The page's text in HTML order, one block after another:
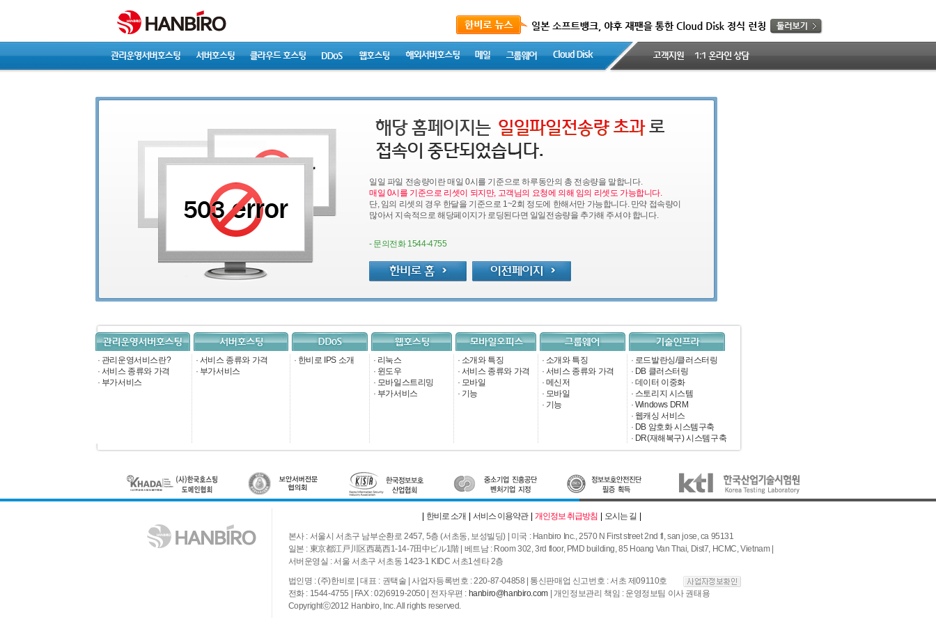
일일 파일 전송량이란 매일 0시를 기준으로 하루동안의 총 전송량을 말합니다.
매일 0시를 기준으로 리셋이 되지만, 고객님의 요청에 의해 임의 리셋도 가능합니다.
단, 임의 리셋의 경우 한달을 기준으로 1~2회 정도에 한해서만 가능합니다. 만약 접속량이
많아서 지속적으로 해당페이지가 로딩된다면 일일전송량을 추가해 주셔야 합니다.
- 문의전화 1544-4755
· 관리운영서비스란?
· 서비스 종류와 가격
· 부가서비스
· 서비스 종류와 가격
· 부가서비스
· 한비로 IPS 소개 · 리눅스
· 윈도우
· 모바일스트리밍
· 부가서비스
· 소개와 특징
· 서비스 종류와 가격
· 모바일
· 기능
· 소개와 특징
· 서비스 종류와 가격
· 메신저
· 모바일
· 기능
· 로드발란싱/클러스터링
· DB 클러스터링
· 데이터 이중화
· 스토리지 시스템
· Windows DRM
· 웹캐싱 서비스
· DB 암호화 시스템구축
· DR(재해복구) 시스템구축
한비로 소개 서비스 이용약관| 개인정보 취급방침 오시는 길
본사 : 서울시 서초구 남부순환로 2457, 5층 (서초동, 보성빌딩) | 미국 : Hanbiro Inc., 2570 N First street 2nd fl, san jose, ca 95131
일본 : 東京都江戸川区西葛西1-14-7田中ビル1階 | 베트남 : Room 302, 3rd floor, PMD building, 85 Hoang Van Thai, Dist7, HCMC, Vietnam |
서버운영실 : 서울 서초구 서초동 1423-1 KIDC 서초1센타 2층
법인명 : (주)한비로 | 대표 : 권택술 | 사업자등록번호 : 220-87-04858 | 통신판매업 신고번호 : 서초 제09110호
전화 : 1544-4755 | FAX : 02)6919-2050 | 전자우편 : hanbiro@hanbiro.com| 개인정보관리 책임 : 운영정보팀 이사 권태용
Copyrightⓒ2012 Hanbiro, Inc. All rights reserved.